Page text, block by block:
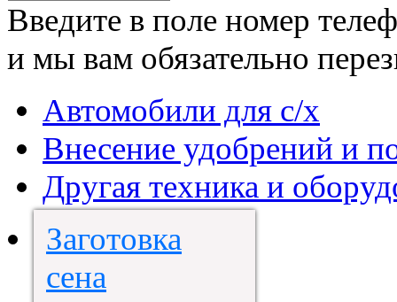
Введите в поле номер
и мы вам обязательно
Автомобили для с/х
Внесение удобрений и
Другая техника и
Заготовка
сена